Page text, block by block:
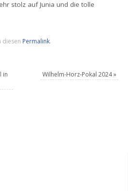
stolz auf Junia und die tolle
diesen Permalink.
in
Wilhelm-Horz-Pokal 2024»